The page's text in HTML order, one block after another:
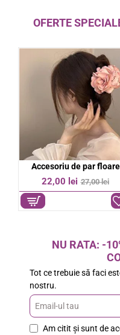
OFERTE
-19%
Accesoriu de par floare
22,00 lei 27,00 lei
NU RATA: -
Tot ce trebuie să faci
nostru.
Email-
ul
Am citit şi sunt de